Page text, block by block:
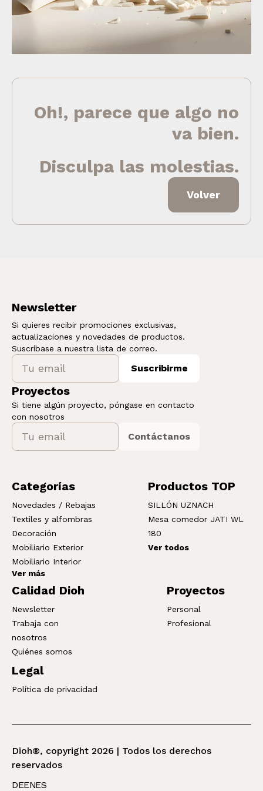
Oh!, parece que algo no
va bien.
Disculpa las molestias.
Volver
Newsletter
Si quieres recibir promociones exclusivas,
actualizaciones y novedades de productos.
Suscríbase a nuestra lista de correo.
Suscribirme
Proyectos
Si tiene algún proyecto, póngase en contacto
con nosotros
Contáctanos
Categorías
Novedades / Rebajas
Textiles y alfombras
Decoración
Mobiliario Exterior
Mobiliario Interior
Ver más
Productos TOP
SILLÓN UZNACH
Mesa comedor JATI WL
180
Ver todos
Calidad Dioh
Newsletter
Trabaja con
nosotros
Quiénes somos
Proyectos
Personal
Profesional
Legal
Política de privacidad
Dioh®, copyright 2026 | Todos los derechos
reservados
DEENES